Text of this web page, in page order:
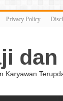
Privacy Policy
Karyawan